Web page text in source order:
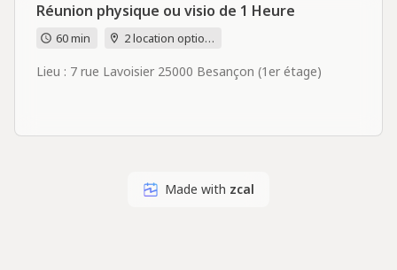
Réunion physique ou visio de 1 Heure
60 min 2 location options
Lieu : 7 rue Lavoisier 25000 Besançon (1er étage)
Made with zcal